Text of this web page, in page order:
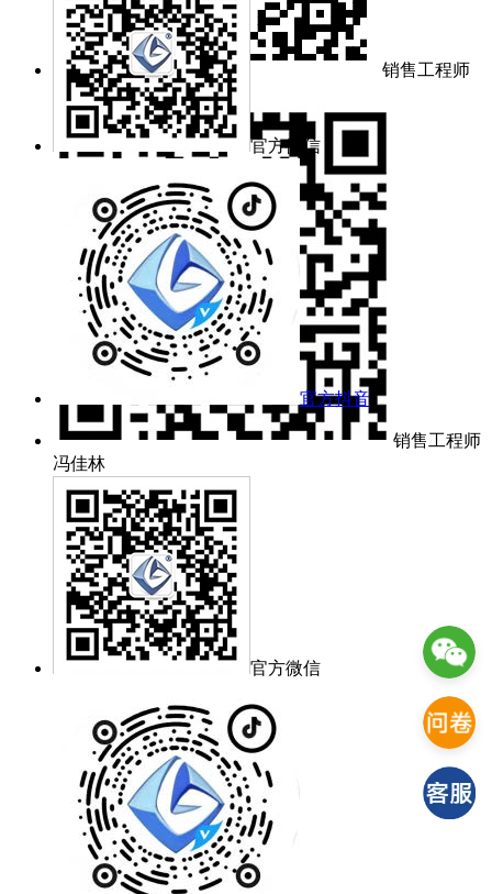
官方微信
官方抖音
销售工程师
余梦洁
销售工程师
冯佳林
官方微信